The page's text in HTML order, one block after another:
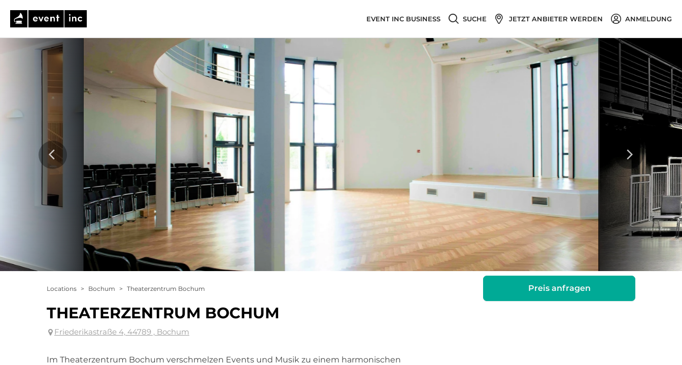
EVENT INC BUSINESS SUCHE JETZT ANBIETER WERDEN ANMELDUNG
Locations > Bochum > Theaterzentrum Bochum Preis anfragen
THEATERZENTRUM BOCHUM
Friederikastraße 4, 44789 , Bochum
Im Theaterzentrum Bochum verschmelzen Events und Musik zu einem harmonischen